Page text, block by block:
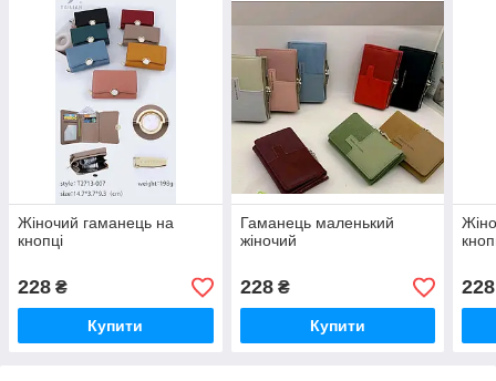
Жіночий гаманець на
кнопці
228 ₴
Купити
Гаманець маленький
жіночий
228₴
Купити
228